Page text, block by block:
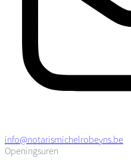
info@notarismichelrobeyns.be
Openingsuren